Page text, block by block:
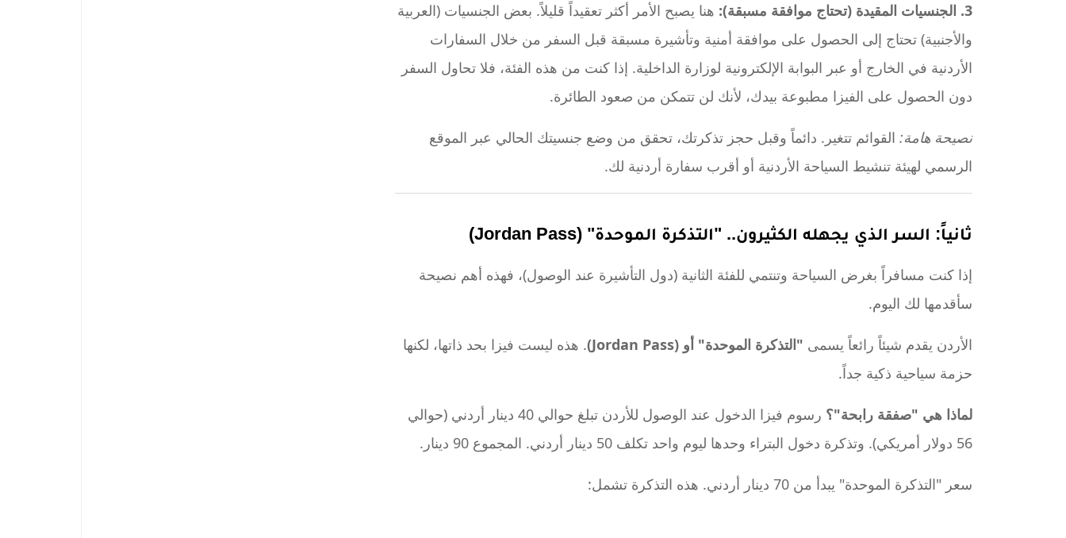
3. الجنسيات المقيدة (تحتاج موافقة مسبقة):
هنا يصبح الأمر أكثر تعقيداً قليلاً. بعض الجنسيات (العربية
والأجنبية) تحتاج إلى الحصول على موافقة أمنية وتأشيرة مسبقة قبل السفر من خلال السفارات
الأردنية في الخارج أو عبر البوابة الإلكترونية لوزارة الداخلية. إذا كنت من هذه الفئة، فلا تحاول السفر
دون الحصول على الفيزا مطبوعة بيدك، لأنك لن تتمكن من صعود الطائرة.
نصيحة هامة: القوائم تتغير. دائماً وقبل حجز تذكرتك، تحقق من وضع جنسيتك الحالي عبر الموقع
الرسمي لهيئة تنشيط السياحة الأردنية أو أقرب سفارة أردنية لك.
ثانياً: السر الذي يجهله الكثيرون.. "التذكرة الموحدة" (Jordan Pass)
إذا كنت مسافراً بغرض السياحة وتنتمي للفئة الثانية (دول التأشيرة عند الوصول)، فهذه أهم نصيحة
سأقدمها لك اليوم.
الأردن يقدم شيئاً رائعاً يسمى "التذكرة الموحدة" أو (Jordan Pass)
. هذه ليست فيزا بحد ذاتها، لكنها
حزمة سياحية ذكية جداً.
لماذا هي "صفقة رابحة"؟
رسوم فيزا الدخول عند الوصول للأردن تبلغ حوالي 40 دينار أردني (حوالي
56 دولار أمريكي). وتذكرة دخول البتراء وحدها ليوم واحد تكلف 50 دينار أردني. المجموع 90 دينار.
سعر "التذكرة الموحدة" يبدأ من 70 دينار أردني. هذه التذكرة تشمل: